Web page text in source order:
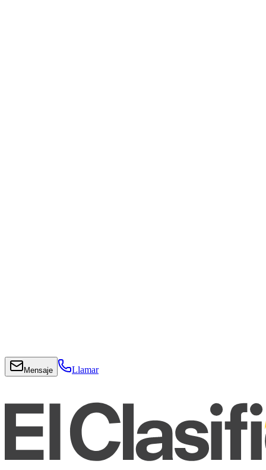
Mensaje Llamar